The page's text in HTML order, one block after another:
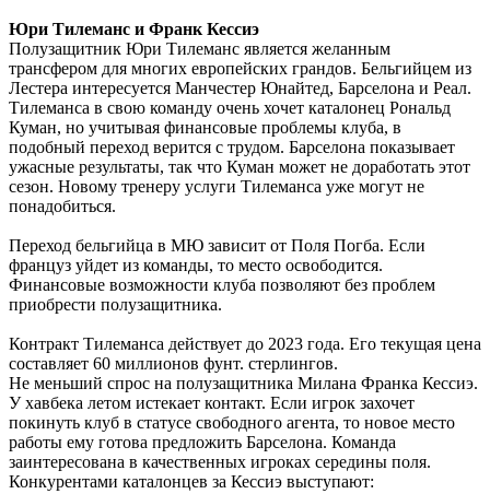
Юри Тилеманс и Франк Кессиэ
Полузащитник Юри Тилеманс является желанным
трансфером для многих европейских грандов. Бельгийцем из
Лестера интересуется Манчестер Юнайтед, Барселона и Реал.
Тилеманса в свою команду очень хочет каталонец Рональд
Куман, но учитывая финансовые проблемы клуба, в
подобный переход верится с трудом. Барселона показывает
ужасные результаты, так что Куман может не доработать этот
сезон. Новому тренеру услуги Тилеманса уже могут не
понадобиться.
Переход бельгийца в МЮ зависит от Поля Погба. Если
француз уйдет из команды, то место освободится.
Финансовые возможности клуба позволяют без проблем
приобрести полузащитника.
Контракт Тилеманса действует до 2023 года. Его текущая цена
составляет 60 миллионов фунт. стерлингов.
Не меньший спрос на полузащитника Милана Франка Кессиэ.
У хавбека летом истекает контакт. Если игрок захочет
покинуть клуб в статусе свободного агента, то новое место
работы ему готова предложить Барселона. Команда
заинтересована в качественных игроках середины поля.
Конкурентами каталонцев за Кессиэ выступают: